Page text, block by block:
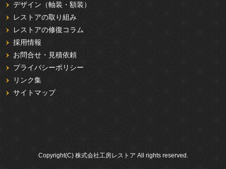
デザイン（軸装・額装）
レストアの取り組み
レストアの修復コラム
採用情報
お問合せ・見積依頼
プライバシーポリシー
リンク集
サイトマップ
Copyright(C) 株式会社工房レストア All rights reserved.